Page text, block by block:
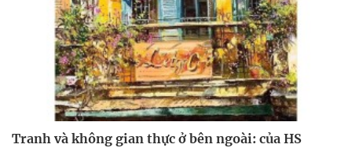
Tranh và không gian thực ở bên ngoài: của HS